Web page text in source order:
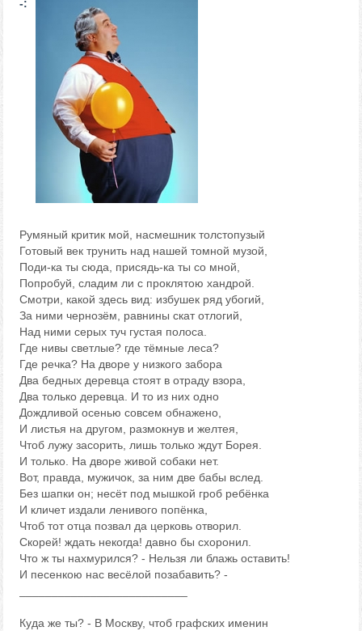
-:
Румяный критик мой, насмешник толстопузый
Готовый век трунить над нашей томной музой,
Поди-ка ты сюда, присядь-ка ты со мной,
Попробуй, сладим ли с проклятою хандрой.
Смотри, какой здесь вид: избушек ряд убогий,
За ними чернозём, равнины скат отлогий,
Над ними серых туч густая полоса.
Где нивы светлые? где тёмные леса?
Где речка? На дворе у низкого забора
Два бедных деревца стоят в отраду взора,
Два только деревца. И то из них одно
Дождливой осенью совсем обнажено,
И листья на другом, размокнув и желтея,
Чтоб лужу засорить, лишь только ждут Борея.
И только. На дворе живой собаки нет.
Вот, правда, мужичок, за ним две бабы вслед.
Без шапки он; несёт под мышкой гроб ребёнка
И кличет издали ленивого попёнка,
Чтоб тот отца позвал да церковь отворил.
Скорей! ждать некогда! давно бы схоронил.
Что ж ты нахмурился? - Нельзя ли блажь оставить!
И песенкою нас весёлой позабавить? -
Куда же ты? - В Москву, чтоб графских именин